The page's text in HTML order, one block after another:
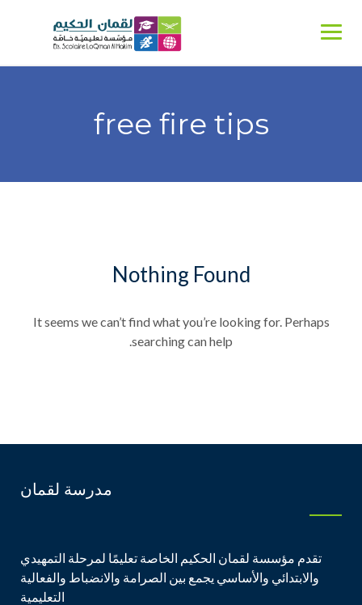
free fire tips
Nothing Found
It seems we can’t find what you’re looking for. Perhaps
searching can help.
مدرسة لقمان
تقدم مؤسسة لقمان الحكيم الخاصة تعليمًا لمرحلة التمهيدي
والابتدائي والأساسي يجمع بين الصرامة والانضباط والفعالية
التعليمية